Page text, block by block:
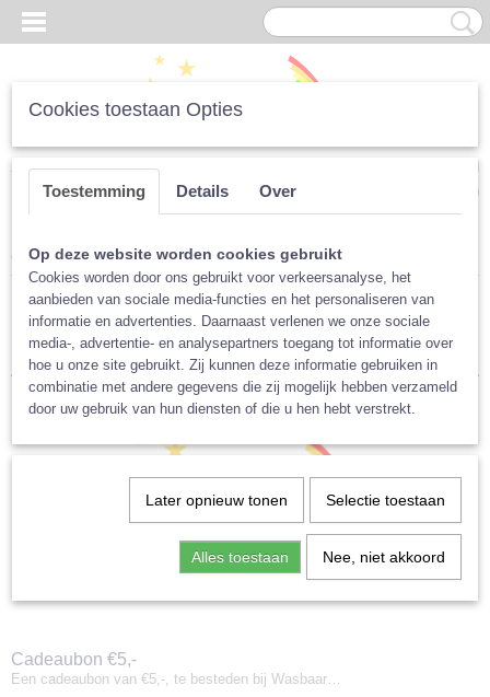
Inloggen Registreren
(0)
Home >Cadeaulijst> Klaas-en-Irma
Sorteer op:
Cadeaubon €5,-
Een cadeaubon van €5,-, te besteden bij Wasbaar…
Cookies toestaan Opties
Toestemming Details Over
Op deze website worden cookies gebruikt
Cookies worden door ons gebruikt voor verkeersanalyse, het
aanbieden van sociale media-functies en het personaliseren van
informatie en advertenties. Daarnaast verlenen we onze sociale
media-, advertentie- en analysepartners toegang tot informatie over
hoe u onze site gebruikt. Zij kunnen deze informatie gebruiken in
combinatie met andere gegevens die zij mogelijk hebben verzameld
door uw gebruik van hun diensten of die u hen hebt verstrekt.
Later opnieuw tonen Selectie toestaan
Alles toestaan Nee, niet akkoord